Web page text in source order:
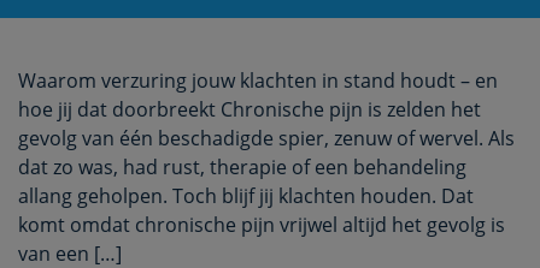
Waarom verzuring jouw klachten in stand houdt – en
hoe jij dat doorbreekt Chronische pijn is zelden het
gevolg van één beschadigde spier, zenuw of wervel. Als
dat zo was, had rust, therapie of een behandeling
allang geholpen. Toch blijf jij klachten houden. Dat
komt omdat chronische pijn vrijwel altijd het gevolg is
van een […]